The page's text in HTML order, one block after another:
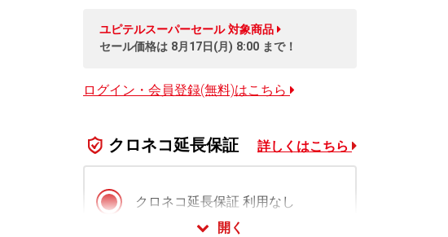
ユピテルスーパーセール対象商品
セール価格は 8月17日(月) 8:00 まで！
ログイン・会員登録(無料)はこちら
クロネコ延長保証 詳しくはこちら
クロネコ延長保証 利用なし
開く